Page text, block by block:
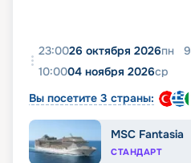
23:0026 октября 2026пн 9
10:0004 ноября 2026ср
Вы посетите 3 страны:
MSC Fantasia
СТАНДАРТ